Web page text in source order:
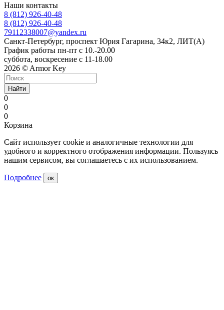
Наши контакты
8 (812) 926-40-48
8 (812) 926-40-48
79112338007@yandex.ru
Санкт-Петербург, проспект Юрия Гагарина, 34к2, ЛИТ(А)
График работы пн-пт с 10.-20.00
суббота, воскресение с 11-18.00
2026 © Armor Key
Найти
0
0
0
Корзина
Сайт использует cookie и аналогичные технологии для
удобного и корректного отображения информации. Пользуясь
нашим сервисом, вы соглашаетесь с их использованием.
Подробнее ок